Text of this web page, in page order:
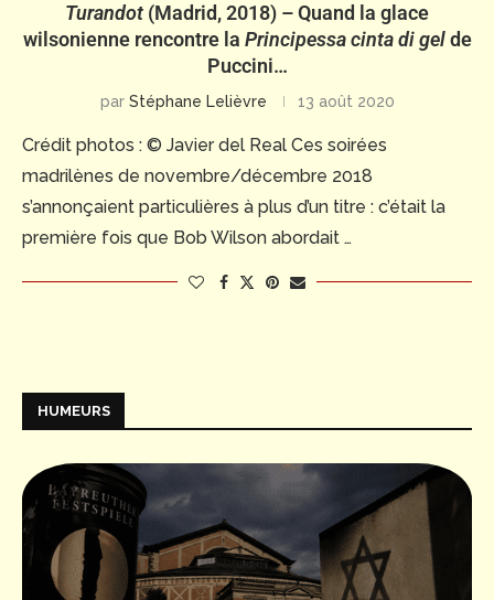
Turandot (Madrid, 2018) – Quand la glace
wilsonienne rencontre la Principessa cinta di gelde
Puccini…
par Stéphane Lelièvre 13 août 2020
Crédit photos : © Javier del Real Ces soirées
madrilènes de novembre/décembre 2018
s’annonçaient particulières à plus d’un titre : c’était la
première fois que Bob Wilson abordait …
HUMEURS